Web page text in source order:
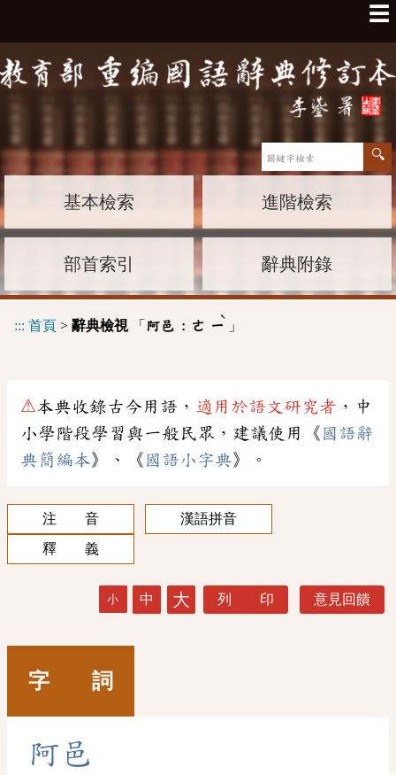
☰
基本檢索 進階檢索
部首索引 辭典附錄
::: 首頁 > 辭典檢視「 阿邑 : ㄜ ㄧ
ˋ
」
⚠本典收錄古今用語， 適用於語文研究者 ，中
小學階段學習與一般民眾，建議使用《 國語辭
典簡編本》、《 國語小字典》。
注 音
漢語拼音
釋 義
小 中 大 列 印 意見回饋
字 詞
阿 邑